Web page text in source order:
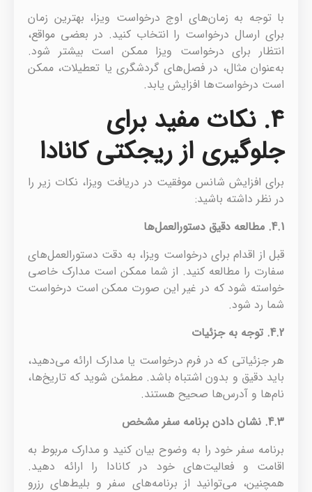
با توجه به زمان‌های اوج درخواست ویزا، بهترین زمان
برای ارسال درخواست را انتخاب کنید. در بعضی مواقع،
انتظار برای درخواست ویزا ممکن است بیشتر شود.
به‌عنوان مثال، در فصل‌های گردشگری یا تعطیلات، ممکن
است درخواست‌ها افزایش یابد.
4. نکات مفید برای
جلوگیری از ریجکتی کانادا
برای افزایش شانس موفقیت در دریافت ویزا، نکات زیر را
در نظر داشته باشید:
4.1. مطالعه دقیق دستورالعمل‌ها
قبل از اقدام برای درخواست ویزا، به دقت دستورالعمل‌های
سفارت را مطالعه کنید. از شما ممکن است مدارک خاصی
خواسته شود که در غیر این صورت ممکن است درخواست
شما رد شود.
4.2. توجه به جزئیات
هر جزئیاتی که در فرم درخواست یا مدارک ارائه می‌دهید،
باید دقیق و بدون اشتباه باشد. مطمئن شوید که تاریخ‌ها،
نام‌ها و آدرس‌ها صحیح هستند.
4.3. نشان دادن برنامه سفر مشخص
برنامه سفر خود را به وضوح بیان کنید و مدارک مربوط به
اقامت و فعالیت‌های خود در کانادا را ارائه دهید.
همچنین، می‌توانید از برنامه‌های سفر و بلیط‌های رزرو